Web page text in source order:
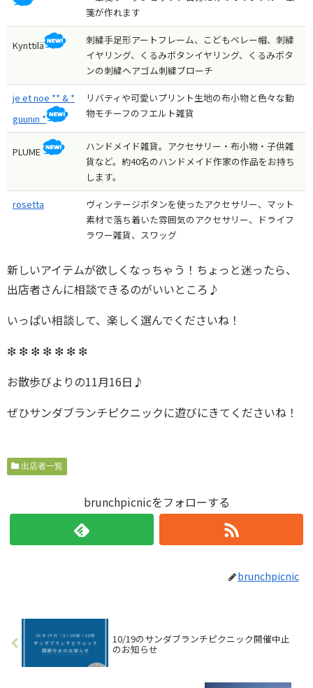
箋が作れます
Kynttilä
刺繍手足形アートフレーム、こどもベレー帽、刺繍
イヤリング、くるみボタンイヤリング、くるみボタ
ンの刺繍ヘアゴム刺繍ブローチ
je et noe ** & *
guunin *
リバティや可愛いプリント生地の布小物と色々な動
物モチーフのフエルト雑貨
PLUME
ハンドメイド雑貨。アクセサリー・布小物・子供雑
貨など。約40名のハンドメイド作家の作品をお持ち
します。
rosetta
ヴィンテージボタンを使ったアクセサリー、マット
素材で落ち着いた雰囲気のアクセサリー、ドライフ
ラワー雑貨、スワッグ
新しいアイテムが欲しくなっちゃう！ちょっと迷ったら、
出店者さんに相談できるのがいいところ♪
いっぱい相談して、楽しく選んでくださいね！
❇︎ ❇︎ ❇︎ ❇︎ ❇︎ ❇︎ ❇︎
お散歩びよりの11月16日♪
ぜひサンダブランチピクニックに遊びにきてくださいね！
出店者一覧
brunchpicnicをフォローする
brunchpicnic
10/19のサンダブランチピクニック開催中止
のお知らせ